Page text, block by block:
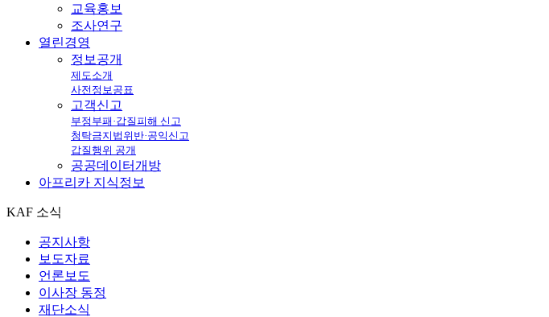
교육홍보
조사연구
열린경영
정보공개
제도소개
사전정보공표
고객신고
부정부패·갑질피해 신고
청탁금지법위반·공익신고
갑질행위 공개
공공데이터개방
아프리카 지식정보
KAF 소식
공지사항
보도자료
언론보도
이사장 동정
재단소식